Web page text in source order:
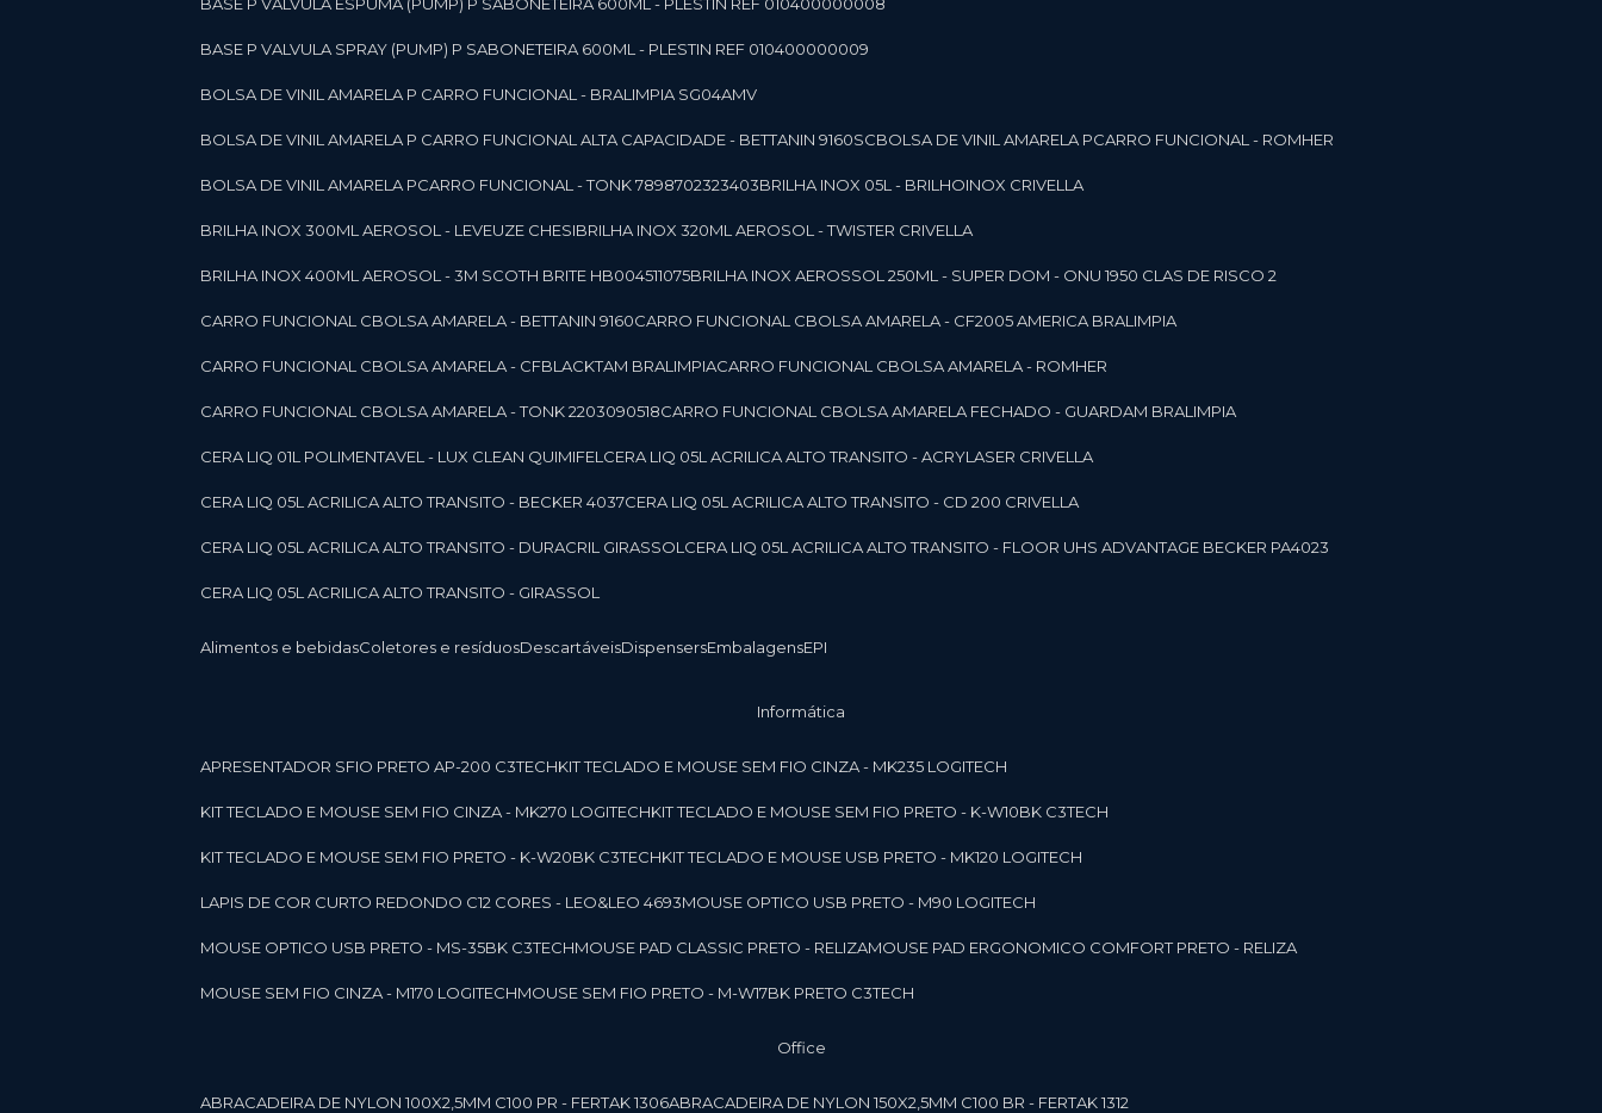
BASE P VALVULA SPRAY (PUMP) P SABONETEIRA 600ML - PLESTIN REF 010400000009
BOLSA DE VINIL AMARELA P CARRO FUNCIONAL - BRALIMPIA SG04AMV
BOLSA DE VINIL AMARELA P CARRO FUNCIONAL ALTA CAPACIDADE - BETTANIN 9160SC BOLSA DE VINIL AMARELA PCARRO FUNCIONAL - ROMHER
BOLSA DE VINIL AMARELA PCARRO FUNCIONAL - TONK 7898702323403 BRILHA INOX 05L - BRILHOINOX CRIVELLA
BRILHA INOX 300ML AEROSOL - LEVEUZE CHESI BRILHA INOX 320ML AEROSOL - TWISTER CRIVELLA
BRILHA INOX 400ML AEROSOL - 3M SCOTH BRITE HB004511075 BRILHA INOX AEROSSOL 250ML - SUPER DOM - ONU 1950 CLAS DE RISCO 2
CARRO FUNCIONAL CBOLSA AMARELA - BETTANIN 9160 CARRO FUNCIONAL CBOLSA AMARELA - CF2005 AMERICA BRALIMPIA
CARRO FUNCIONAL CBOLSA AMARELA - CFBLACKTAM BRALIMPIA CARRO FUNCIONAL CBOLSA AMARELA - ROMHER
CARRO FUNCIONAL CBOLSA AMARELA - TONK 2203090518 CARRO FUNCIONAL CBOLSA AMARELA FECHADO - GUARDAM BRALIMPIA
CERA LIQ 01L POLIMENTAVEL - LUX CLEAN QUIMIFEL CERA LIQ 05L ACRILICA ALTO TRANSITO - ACRYLASER CRIVELLA
CERA LIQ 05L ACRILICA ALTO TRANSITO - BECKER 4037 CERA LIQ 05L ACRILICA ALTO TRANSITO - CD 200 CRIVELLA
CERA LIQ 05L ACRILICA ALTO TRANSITO - DURACRIL GIRASSOL CERA LIQ 05L ACRILICA ALTO TRANSITO - FLOOR UHS ADVANTAGE BECKER PA4023
CERA LIQ 05L ACRILICA ALTO TRANSITO - GIRASSOL
Alimentos e bebidas Coletores e resíduos Descartáveis Dispensers Embalagens EPI
Informática
APRESENTADOR SFIO PRETO AP-200 C3TECH KIT TECLADO E MOUSE SEM FIO CINZA - MK235 LOGITECH
KIT TECLADO E MOUSE SEM FIO CINZA - MK270 LOGITECH KIT TECLADO E MOUSE SEM FIO PRETO - K-W10BK C3TECH
KIT TECLADO E MOUSE SEM FIO PRETO - K-W20BK C3TECH KIT TECLADO E MOUSE USB PRETO - MK120 LOGITECH
LAPIS DE COR CURTO REDONDO C12 CORES - LEO&LEO 4693 MOUSE OPTICO USB PRETO - M90 LOGITECH
MOUSE OPTICO USB PRETO - MS-35BK C3TECH MOUSE PAD CLASSIC PRETO - RELIZA MOUSE PAD ERGONOMICO COMFORT PRETO - RELIZA
MOUSE SEM FIO CINZA - M170 LOGITECH MOUSE SEM FIO PRETO - M-W17BK PRETO C3TECH
Office
ABRACADEIRA DE NYLON 100X2,5MM C100 PR - FERTAK 1306 ABRACADEIRA DE NYLON 150X2,5MM C100 BR - FERTAK 1312